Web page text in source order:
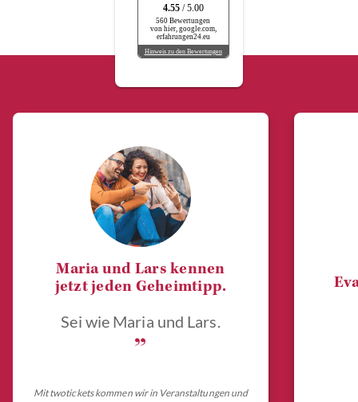
4.55 / 5.00
560 Bewertungen
von hier, google.com,
erfahrungen24.eu
Hinweis zu den Bewertungen
Maria und Lars kennen
jetzt jeden Geheimtipp.
Sei wie Maria und Lars.
„
Mit twotickets kommen wir in Veranstaltungen und